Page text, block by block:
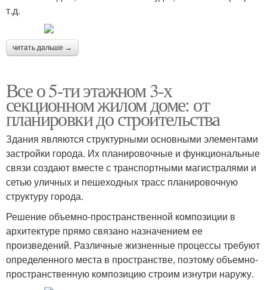
т.д.
читать дальше →
Все о 5-ти этажном 3-х
секционном жилом доме: от
планировки до строительства
Здания являются структурными основными элементами
застройки города. Их планировочные и функциональные
связи создают вместе с транспортными магистралями и
сетью уличных и пешеходных трасс планировочную
структуру города.
Решение объемно-пространственной композиции в
архитектуре прямо связано назначением ее
произведений. Различные жизненные процессы требуют
определенного места в пространстве, поэтому объемно-
пространственную композицию строим изнутри наружу.